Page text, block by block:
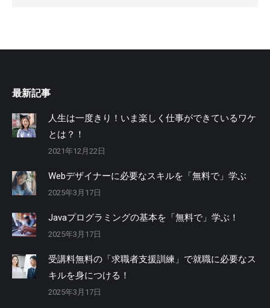
最新記事
人生は一度きり！いま楽しく仕事ができているワケ
とは？！
2021年12月22日
Webデザイナーに必要なスキルを「無料で」学ぶ
2025年3月17日
Javaプログラミングの基本を「無料で」学ぶ！
2025年3月17日
受講料無料の「求職者支援訓練」で就職に必要なス
キルを身につける！
2025年3月17日